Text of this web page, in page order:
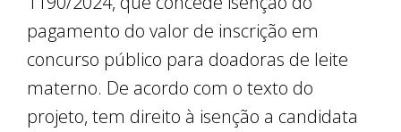
pagamento do valor de inscrição em
concurso público para doadoras de leite
materno. De acordo com o texto do
projeto, tem direito à isenção a candidata